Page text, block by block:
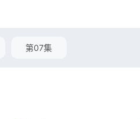
第07集